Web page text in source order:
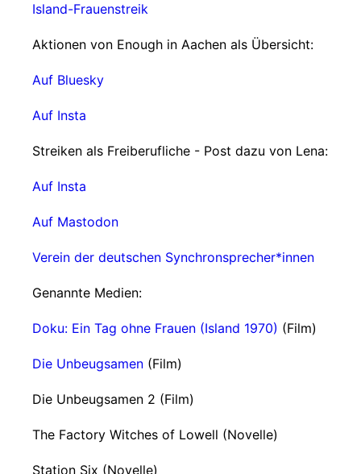
Island-Frauenstreik
Aktionen von Enough in Aachen als Übersicht:
Auf Bluesky
Auf Insta
Streiken als Freiberufliche - Post dazu von Lena:
Auf Insta
Auf Mastodon
Verein der deutschen Synchronsprecher*innen
Genannte Medien:
Doku: Ein Tag ohne Frauen (Island 1970) (Film)
Die Unbeugsamen (Film)
Die Unbeugsamen 2 (Film)
The Factory Witches of Lowell (Novelle)
Station Six (Novelle)